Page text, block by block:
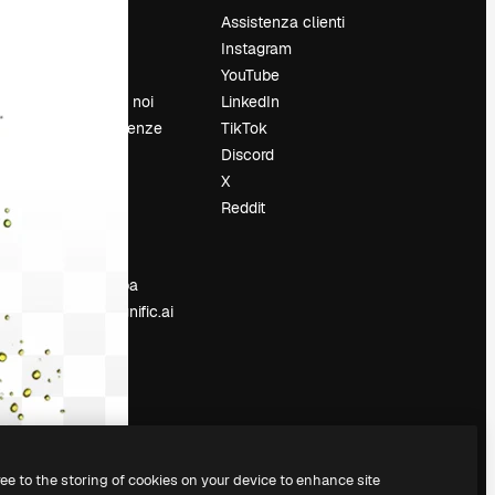
Lavora con noi
Cerca tendenze
Sala stampa
Cerchi magnific.ai
Assistenza clienti
Instagram
YouTube
LinkedIn
TikTok
Discord
X
Reddit
to the storing of cookies on your device to enhance site